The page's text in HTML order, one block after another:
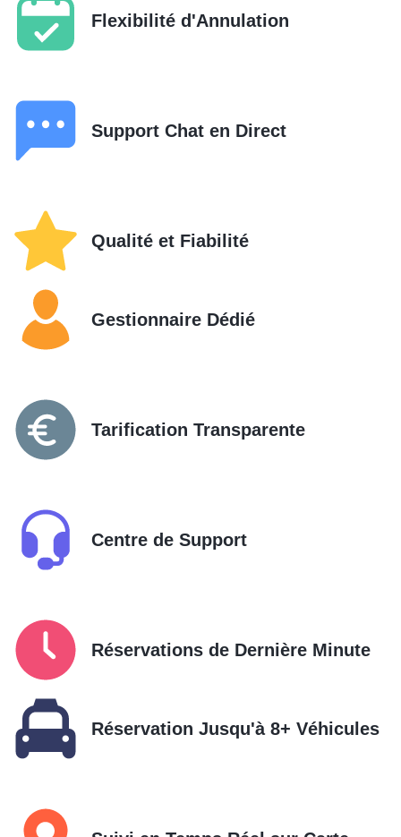
Flexibilité d'Annulation
Support Chat en Direct
Qualité et Fiabilité
Gestionnaire Dédié
Tarification Transparente
Centre de Support
Réservations de Dernière Minute
Réservation Jusqu'à 8+ Véhicules